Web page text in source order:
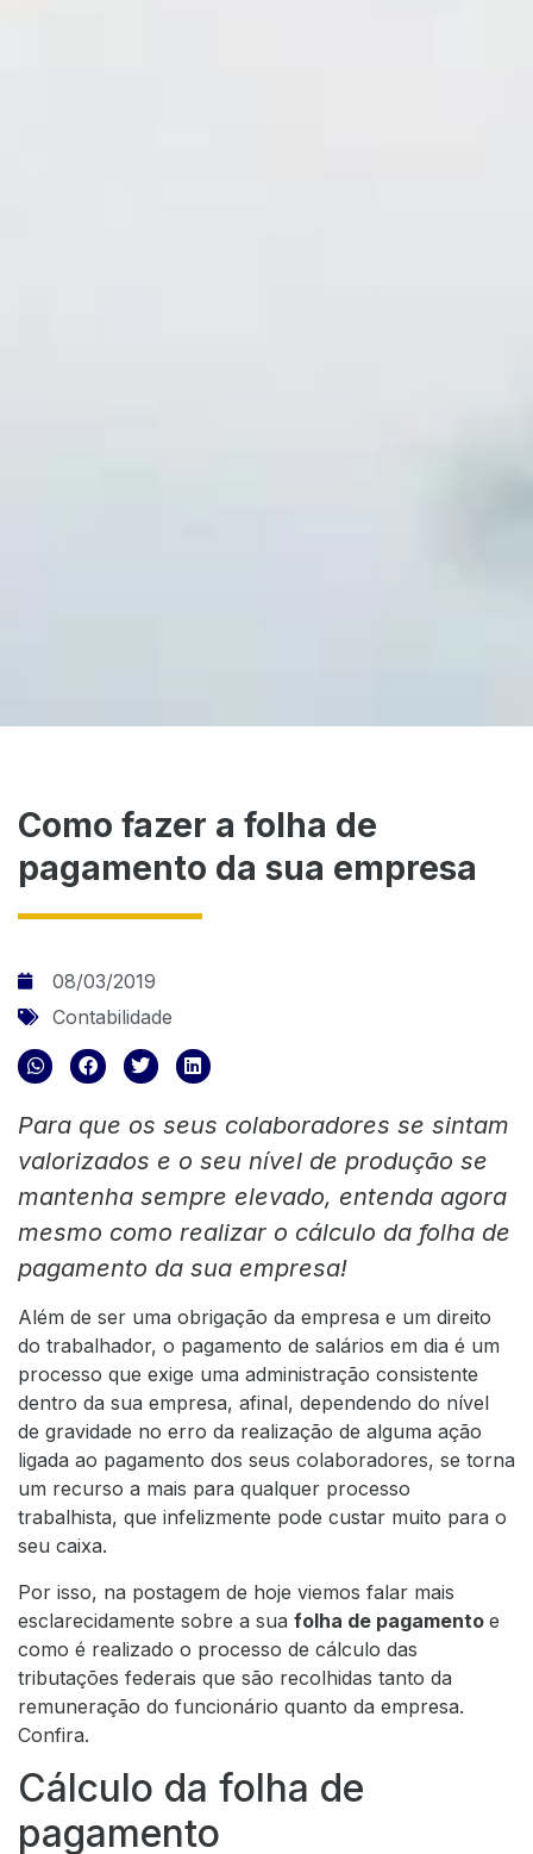
Como fazer a folha de
pagamento da sua empresa
08/03/2019
Contabilidade
Para que os seus colaboradores se sintam
valorizados e o seu nível de produção se
mantenha sempre elevado, entenda agora
mesmo como realizar o cálculo da folha de
pagamento da sua empresa!
Além de ser uma obrigação da empresa e um direito
do trabalhador, o pagamento de salários em dia é um
processo que exige uma administração consistente
dentro da sua empresa, afinal, dependendo do nível
de gravidade no erro da realização de alguma ação
ligada ao pagamento dos seus colaboradores, se torna
um recurso a mais para qualquer processo
trabalhista, que infelizmente pode custar muito para o
seu caixa.
Por isso, na postagem de hoje viemos falar mais
esclarecidamente sobre a sua folha de pagamento e
como é realizado o processo de cálculo das
tributações federais que são recolhidas tanto da
remuneração do funcionário quanto da empresa.
Confira.
Cálculo da folha de
pagamento